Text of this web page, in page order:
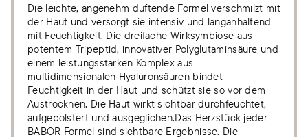
Die leichte, angenehm duftende Formel verschmilzt mit
der Haut und versorgt sie intensiv und langanhaltend
mit Feuchtigkeit. Die dreifache Wirksymbiose aus
potentem Tripeptid, innovativer Polyglutaminsäure und
einem leistungsstarken Komplex aus
multidimensionalen Hyaluronsäuren bindet
Feuchtigkeit in der Haut und schützt sie so vor dem
Austrocknen. Die Haut wirkt sichtbar durchfeuchtet,
aufgepolstert und ausgeglichen.Das Herzstück jeder
BABOR Formel sind sichtbare Ergebnisse. Die